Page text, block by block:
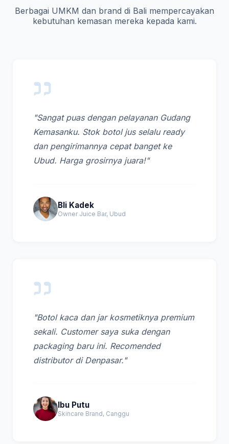
Berbagai UMKM dan brand di Bali mempercayakan
kebutuhan kemasan mereka kepada kami.
"Sangat puas dengan pelayanan Gudang
Kemasanku. Stok botol jus selalu ready
dan pengirimannya cepat banget ke
Ubud. Harga grosirnya juara!"
Bli Kadek
Owner Juice Bar, Ubud
"Botol kaca dan jar kosmetiknya premium
sekali. Customer saya suka dengan
packaging baru ini. Recomended
distributor di Denpasar."
Ibu Putu
Skincare Brand, Canggu